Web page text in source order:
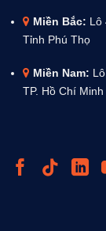
Miền Bắc: Lô
Tỉnh Phú Thọ
Miền Nam:
TP. Hồ Chí Minh